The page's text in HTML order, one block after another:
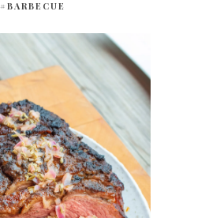
#BARBECUE